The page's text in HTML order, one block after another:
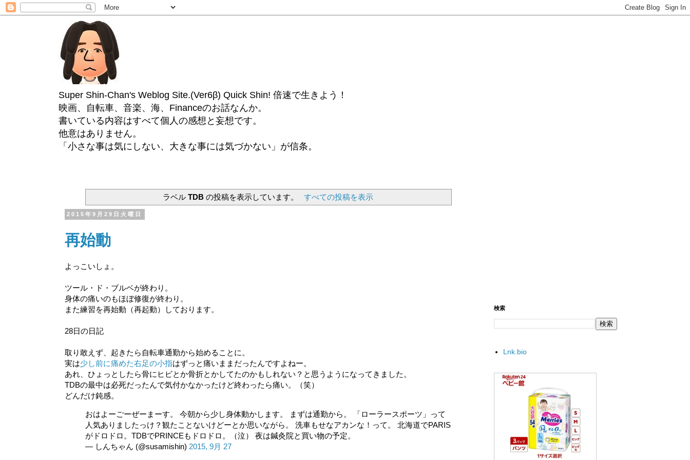
Super Shin-Chan's Weblog Site.(Ver6β) Quick Shin! 倍速で生きよう！
映画、自転車、音楽、海、Financeのお話なんか。
書いている内容はすべて個人の感想と妄想です。
他意はありません。
「小さな事は気にしない、大きな事には気づかない」が信条。
ラベルTDB の投稿を表示しています。 すべての投稿を表示
2015年9月29日火曜日
再始動
よっこいしょ。
ツール・ド・ブルベが終わり。
身体の痛いのもほぼ修復が終わり。
また練習を再始動（再起動）しております。
28日の日記
取り敢えず、起きたら自転車通勤から始めることに。
実は少し前に痛めた右足の小指はずっと痛いままだったんですよねー。
あれ、ひょっとしたら骨にヒビとか骨折とかしてたのかもしれない？と思うようになってきました。
TDBの最中は必死だったんで気付かなかったけど終わったら痛い。（笑）
どんだけ鈍感。
おはよーごーぜーまーす。 今朝から少し身体動かします。 まずは通勤から。 「ローラースポーツ」って
人気ありましたっけ？観たことないけどーとか思いながら。 洗車もせなアカンな！って。 北海道でPARIS
がドロドロ。TDBでPRINCEもドロドロ。（泣） 夜は鍼灸院と買い物の予定。
— しんちゃん (@susamishin) 2015, 9月 27
検索
Lnk.bio